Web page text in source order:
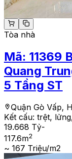
Tòa nhà
Mã: 11369
Quang
5 Tầng ST
Quận Gò Vấp,
Kết cấu: trệt,
19.668 Tỷ-
117.6m2
~ 167 Triệu/m2